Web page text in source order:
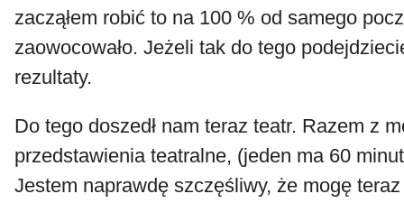
zacząłem robić to na 100 % od samego
zaowocowało. Jeżeli tak do tego
rezultaty.
Do tego doszedł nam teraz teatr. Razem z
przedstawienia teatralne, (jeden ma 60
Jestem naprawdę szczęśliwy, że mogę